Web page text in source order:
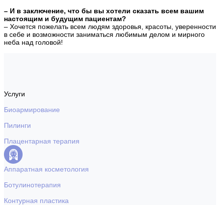
– И в заключение, что бы вы хотели сказать всем вашим
настоящим и будущим пациентам?
– Хочется пожелать всем людям здоровья, красоты, уверенности
в себе и возможности заниматься любимым делом и мирного
неба над головой!
Услуги
Биоармирование
Пилинги
Плацентарная терапия
Аппаратная косметология
Ботулинотерапия
Контурная пластика